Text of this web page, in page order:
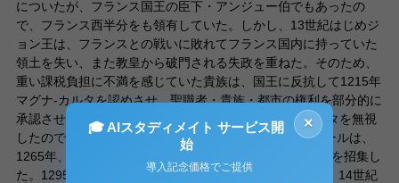
についたが、フランス国王の臣下・アンジュー伯でもあったの
で、フランス西半分をも領有していた。しかし、13世紀はじめジ
ョン王は、フランスとの戦いに敗れてフランス国内に持っていた
領土を失い、また教皇から破門される失政を重ねた。そのため、
重い課税負担に不満を感じていた貴族は、国王に反抗して1215年
マグナ-カルタを認めさせ、聖職者・貴族・都市の権利を部分的に
承認させた。しかし、次の国王ヘンリ3世はマグナ-カルタを無視
したので、貴族たちの指導者だったシモン-ド-モンフォールは、
1265年、聖職者・貴族に、都市・州の代表を加えた会議を招集し
た。1295年にはエドワード1世の下で模範議会が開かれ、14世紀
×
🎓 AIスタディメイト サービス開
始
導入記念価格でご提供